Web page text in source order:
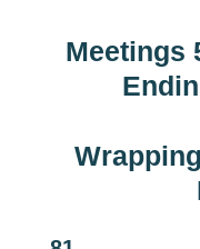
Meetings